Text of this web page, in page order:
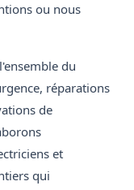
ou nous
du
réparations
de
et
qui